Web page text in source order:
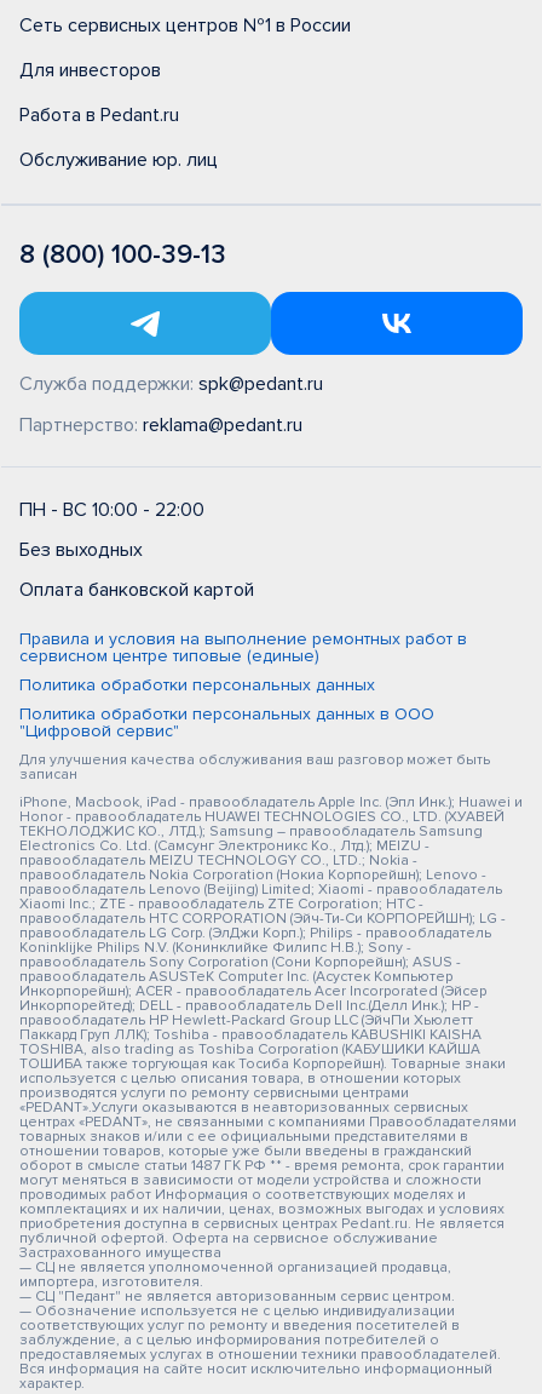
Сеть сервисных центров №1 в России
Для инвесторов
Работа в Pedant.ru
Обслуживание юр. лиц
8 (800) 100-39-13
Служба поддержки: spk@pedant.ru
Партнерство: reklama@pedant.ru
ПН - ВС 10:00 - 22:00
Без выходных
Оплата банковской картой
Правила и условия на выполнение ремонтных работ в
сервисном центре типовые (единые)
Политика обработки персональных данных
Политика обработки персональных данных в ООО
"Цифровой сервис"
Для улучшения качества обслуживания ваш разговор может быть
записан
iPhone, Macbook, iPad - правообладатель Apple Inc. (Эпл Инк.); Huawei и
Honor - правообладатель HUAWEI TECHNOLOGIES CO., LTD. (ХУАВЕЙ
ТЕКНОЛОДЖИС КО., ЛТД.); Samsung – правообладатель Samsung
Electronics Co. Ltd. (Самсунг Электроникс Ко., Лтд.); MEIZU -
правообладатель MEIZU TECHNOLOGY CO., LTD.; Nokia -
правообладатель Nokia Corporation (Нокиа Корпорейшн); Lenovo -
правообладатель Lenovo (Beijing) Limited; Xiaomi - правообладатель
Xiaomi Inc.; ZTE - правообладатель ZTE Corporation; HTC -
правообладатель HTC CORPORATION (Эйч-Ти-Си КОРПОРЕЙШН); LG -
правообладатель LG Corp. (ЭлДжи Корп.); Philips - правообладатель
Koninklijke Philips N.V. (Конинклийке Филипс Н.В.); Sony -
правообладатель Sony Corporation (Сони Корпорейшн); ASUS -
правообладатель ASUSTeK Computer Inc. (Асустек Компьютер
Инкорпорейшн); ACER - правообладатель Acer Incorporated (Эйсер
Инкорпорейтед); DELL - правообладатель Dell Inc.(Делл Инк.); HP -
правообладатель HP Hewlett-Packard Group LLC (ЭйчПи Хьюлетт
Паккард Груп ЛЛК); Toshiba - правообладатель KABUSHIKI KAISHA
TOSHIBA, also trading as Toshiba Corporation (КАБУШИКИ КАЙША
ТОШИБА также торгующая как Тосиба Корпорейшн). Товарные знаки
используется с целью описания товара, в отношении которых
производятся услуги по ремонту сервисными центрами
«PEDANT».Услуги оказываются в неавторизованных сервисных
центрах «PEDANT», не связанными с компаниями Правообладателями
товарных знаков и/или с ее официальными представителями в
отношении товаров, которые уже были введены в гражданский
оборот в смысле статьи 1487 ГК РФ ** - время ремонта, срок гарантии
могут меняться в зависимости от модели устройства и сложности
проводимых работ Информация о соответствующих моделях и
комплектациях и их наличии, ценах, возможных выгодах и условиях
приобретения доступна в сервисных центрах Pedant.ru. Не является
публичной офертой. Оферта на сервисное обслуживание
Застрахованного имущества
— СЦ не является уполномоченной организацией продавца,
импортера, изготовителя.
— СЦ "Педант" не является авторизованным сервис центром.
— Обозначение используется не с целью индивидуализации
соответствующих услуг по ремонту и введения посетителей в
заблуждение, а с целью информирования потребителей о
предоставляемых услугах в отношении техники правообладателей.
Вся информация на сайте носит исключительно информационный
характер.